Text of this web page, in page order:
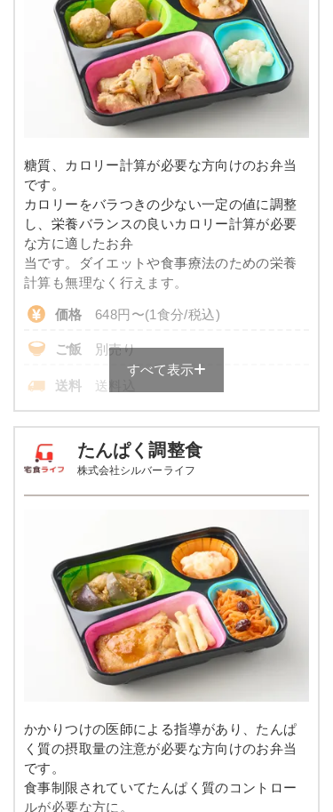
栄養素
※メニューの補足
メニュー例をもっと見る
※ その他備考
メニューは日替わりです（メニューは一例です）
脂質 4.6g
糖質 53.8g
リン 137.6mg
カリウム 271.1mg
コレステロール -
※ 一例です。メニューにより前後します
彩り旬菜プラスのメニュー例
白滝と蒲鉾の煮物
栄養素
-
※メニューの補足
-
ソーセージのポトフ風
しっとり卯の花
栄養素
※メニューの補足
※ その他備考
メニューは日替わりです（メニューは一例です）
糖質、カロリー計算が必要な方向けのお弁当
です。
カロリーをバラつきの少ない一定の値に調整
し、栄養バランスの良いカロリー計算が必要
な方に適したお弁
当です。ダイエットや食事療法のための栄養
計算も無理なく行えます。
価格 648円〜(1食分/税込)
ご飯 別売り
送料 送料込
各店舗によって価格は異なります。
糖質カロリー調整食の栄養素例
カロリー 170kcal
塩分 1.8g
タンパク質 7.4g
脂質 10.1g
10.6g
リン 109.3mg
カリウム
すべて表示
たんぱく調整食
株式会社シルバーライフ
かかりつけの医師による指導があり、たんぱ
く質の摂取量の注意が必要な方向けのお弁当
です。
食事制限されていてたんぱく質のコントロー
ルが必要な方に。